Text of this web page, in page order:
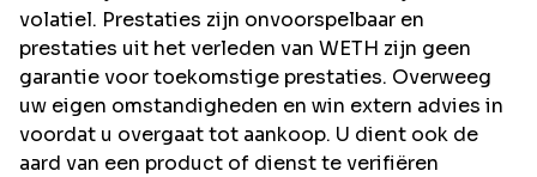
volatiel. Prestaties zijn onvoorspelbaar en
prestaties uit het verleden van WETH zijn geen
garantie voor toekomstige prestaties. Overweeg
uw eigen omstandigheden en win extern advies in
voordat u overgaat tot aankoop. U dient ook de
aard van een product of dienst te verifiëren